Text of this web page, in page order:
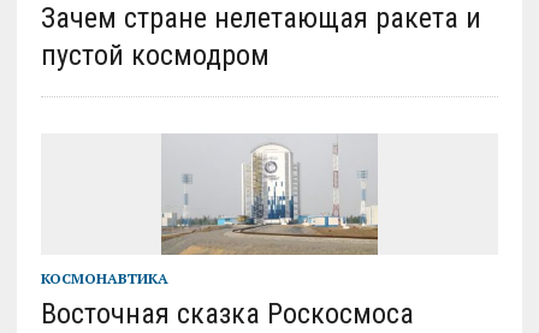
Зачем стране нелетающая ракета и
пустой космодром
КОСМОНАВТИКА
Восточная сказка Роскосмоса